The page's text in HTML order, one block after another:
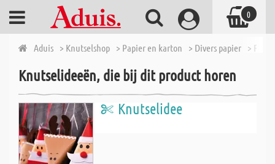
Aduis > Knutselshop > Papier en karton > Divers papier >
Knutselideeën, die bij dit product horen
Knutselidee
0